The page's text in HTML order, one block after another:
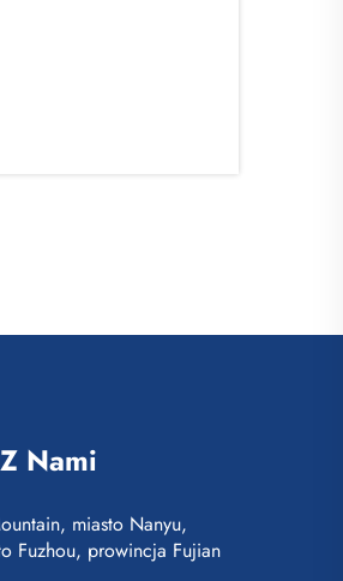
Nami
miasto Nanyu,
Fuzhou, prowincja Fujian